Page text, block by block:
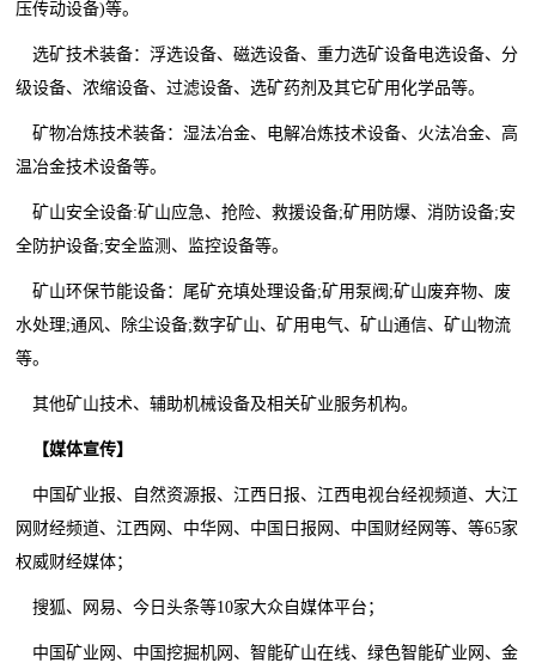
压传动设备)等。
选矿技术装备：浮选设备、磁选设备、重力选矿设备电选设备、分
级设备、浓缩设备、过滤设备、选矿药剂及其它矿用化学品等。
矿物冶炼技术装备：湿法冶金、电解冶炼技术设备、火法冶金、高
温冶金技术设备等。
矿山安全设备:矿山应急、抢险、救援设备;矿用防爆、消防设备;安
全防护设备;安全监测、监控设备等。
矿山环保节能设备：尾矿充填处理设备;矿用泵阀;矿山废弃物、废
水处理;通风、除尘设备;数字矿山、矿用电气、矿山通信、矿山物流
等。
其他矿山技术、辅助机械设备及相关矿业服务机构。
【媒体宣传】
中国矿业报、自然资源报、江西日报、江西电视台经视频道、大江
网财经频道、江西网、中华网、中国日报网、中国财经网等、等65家
权威财经媒体；
搜狐、网易、今日头条等10家大众自媒体平台；
中国矿业网、中国挖掘机网、智能矿山在线、绿色智能矿业网、金